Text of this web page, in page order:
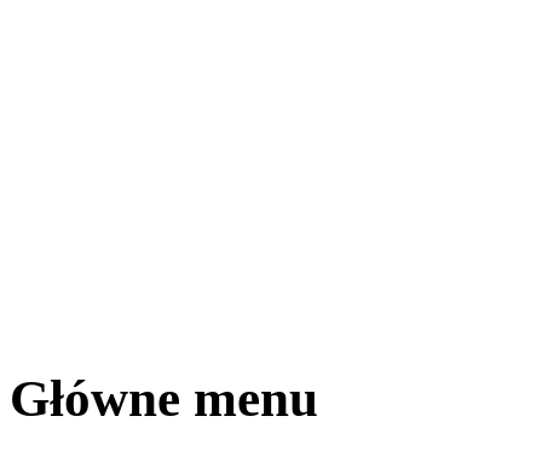
Główne menu